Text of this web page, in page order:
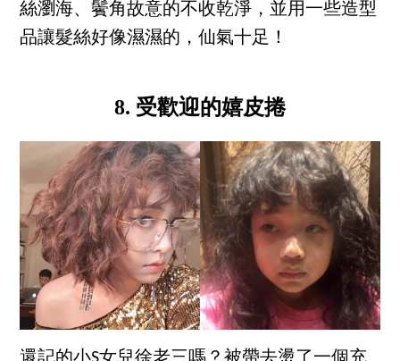
絲瀏海、鬢角故意的不收乾淨，並用一些造型
品讓髮絲好像濕濕的，仙氣十足！
8. 受歡迎的嬉皮捲